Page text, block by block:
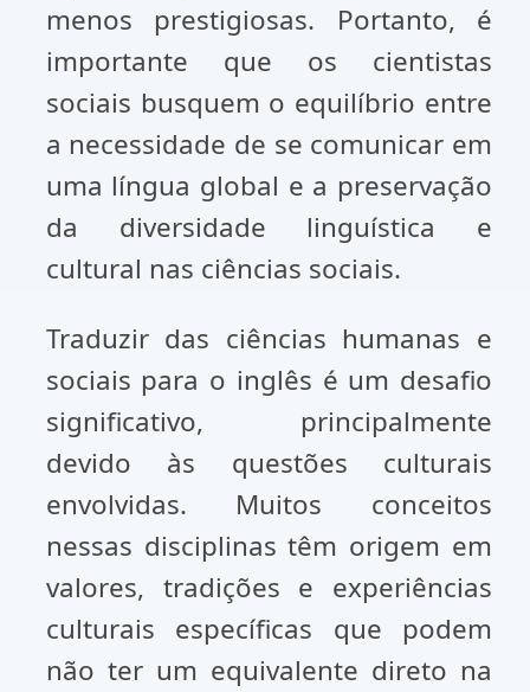
menos prestigiosas. Portanto, é
importante que os cientistas
sociais busquem o equilíbrio entre
a necessidade de se comunicar em
uma língua global e a preservação
da diversidade linguística e
cultural nas ciências sociais.
Traduzir das ciências humanas e
sociais para o inglês é um desafio
significativo, principalmente
devido às questões culturais
envolvidas. Muitos conceitos
nessas disciplinas têm origem em
valores, tradições e experiências
culturais específicas que podem
não ter um equivalente direto na